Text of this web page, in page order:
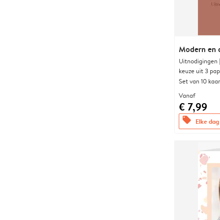
Modern en
keuze uit 3
Set van 10
Vanaf
€ 7,99
offers Elke